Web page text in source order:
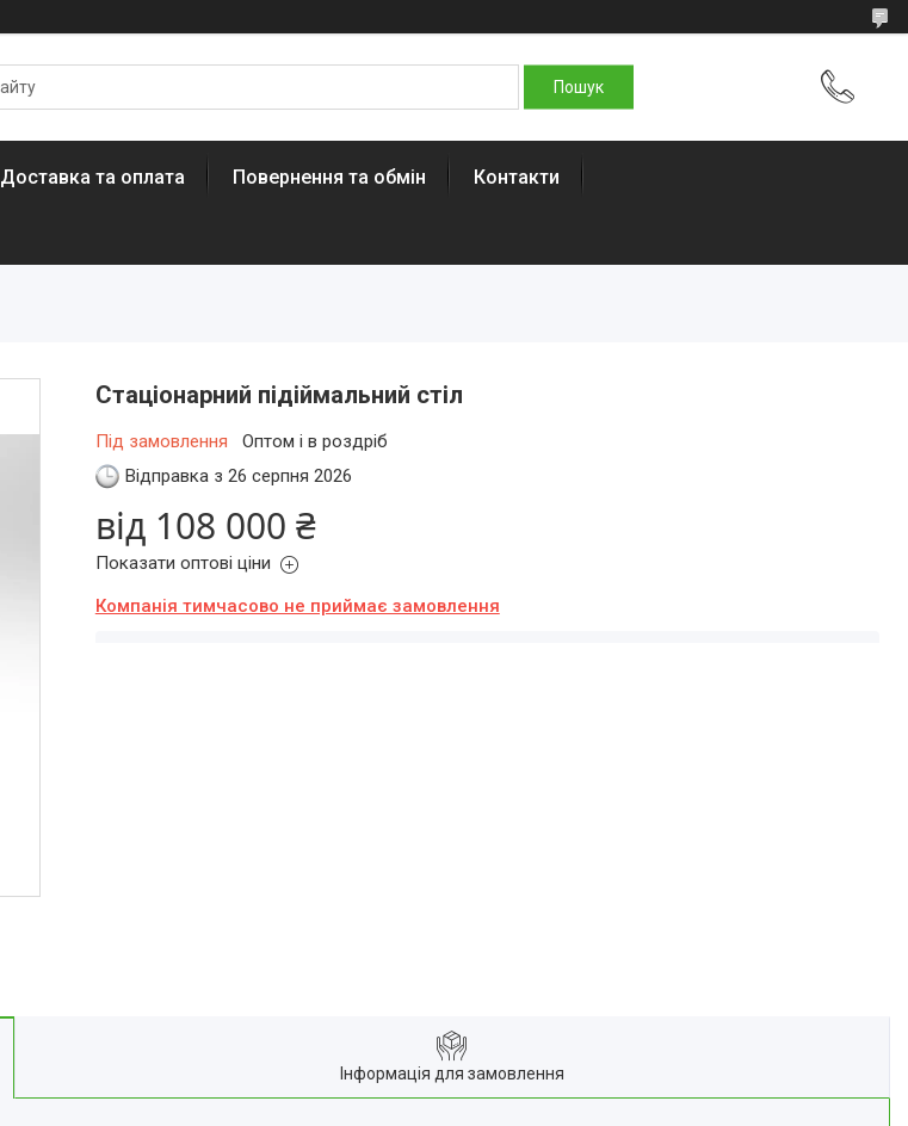
Доставка та оплата Повернення та обмін Контакти
Стаціонарний підіймальний стіл
Під замовлення
Оптом і в роздріб
Відправка з 26 серпня 2026
від 108 000 ₴
Показати оптові ціни
Компанія тимчасово не приймає замовлення
Інформація для замовлення